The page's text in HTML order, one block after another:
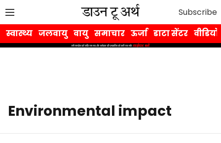
Subscribe
स्वास्थ्य जलवायु वायु समाचार ऊर्जा डाटा सेंटर वीडियो
Environmental impact